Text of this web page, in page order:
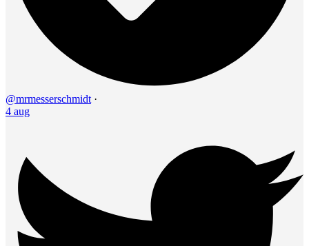
@mrmesserschmidt ·
4 aug